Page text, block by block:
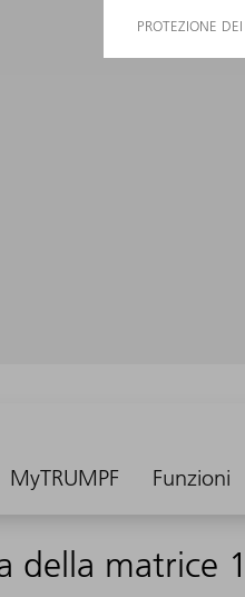
MyTRUMPF Funzioni
della matrice